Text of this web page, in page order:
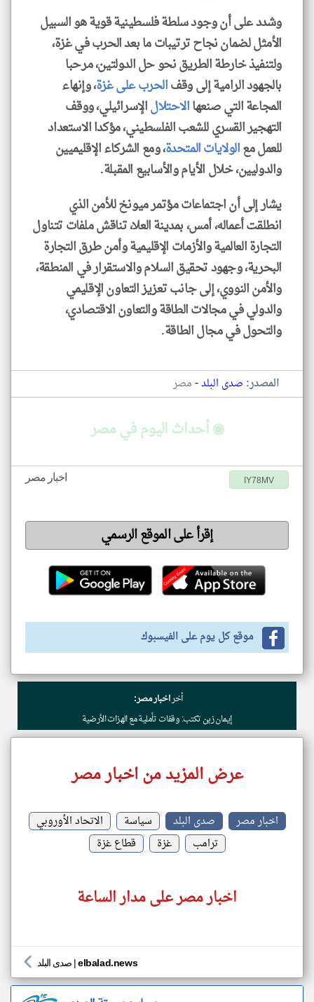
وشدد على أن وجود سلطة فلسطينية قوية هو السبيل
الأمثل لضمان نجاح ترتيبات ما بعد الحرب في غزة،
ولتنفيذ خارطة الطريق نحو حل الدولتين، مرحبا
بالجهود الرامية إلى وقفالحرب على غزة، وإنهاء
المجاعة التي صنعهاالاحتلالالإسرائيلي، ووقف
التهجير القسري للشعب الفلسطيني، مؤكدا الاستعداد
للعمل معالولايات المتحدة، ومع الشركاء الإقليميين
والدوليين، خلال الأيام والأسابيع المقبلة.
يشار إلى أن اجتماعات مؤتمر ميونخ للأمن الذي
انطلقت أعماله، أمس، بمدينة العلا، تناقش ملفات تتناول
التجارة العالمية والأزمات الإقليمية وأمن طرق التجارة
البحرية، وجهود تحقيق السلام والاستقرار في المنطقة،
والأمن النووي، إلى جانب تعزيز التعاون الإقليمي
والدولي في مجالات الطاقة والتعاون الاقتصادي،
والتحول في مجال الطاقة.
المصدر: صدى البلد-مصر
◉ أحداث اليوم في مصر
اخبار مصر IY78MV
إقرأ على الموقع الرسمي
موقع كل يوم على الفيسبوك
أخراخبار مصر:
إيمان زين تكتب: وقفات تأملية مع الهزات الأرضية
عرض المزيد من اخبار مصر
اخبار مصر صدى البلد سياسة
الاتحاد الأوروبي
ترامب
غزة قطاع غزة
اخبار مصر على مدار الساعة
صدى البلد |elbalad.news